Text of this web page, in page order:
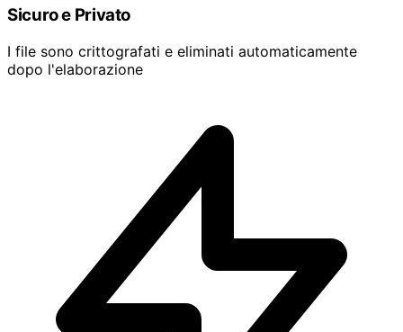
Sicuro e Privato
I file sono crittografati e eliminati automaticamente
dopo l'elaborazione